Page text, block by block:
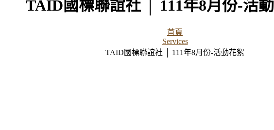
TAID國標聯誼社 │ 111年8月份-活
首頁
Services
TAID國標聯誼社 │ 111年8月份-活動花絮